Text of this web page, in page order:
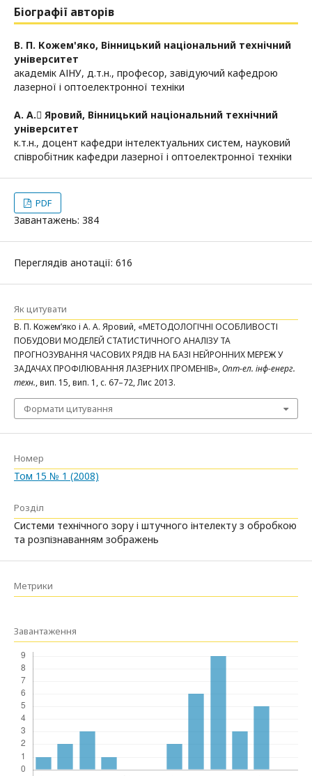
Біографії авторів
В. П. Кожем'яко, Вінницький національний технічний
університет
академік АІНУ, д.т.н., професор, завідуючий кафедрою
лазерної і оптоелектронної техніки
А. А. Яровий, Вінницький національний технічний
університет
к.т.н., доцент кафедри інтелектуальних систем, науковий
співробітник кафедри лазерної і оптоелектронної техніки
PDF
Завантажень: 384
Переглядів анотації: 616
Як цитувати
В. П. Кожем’яко і А. А. Яровий, «МЕТОДОЛОГІЧНІ ОСОБЛИВОСТІ
ПОБУДОВИ МОДЕЛЕЙ СТАТИСТИЧНОГО АНАЛІЗУ ТА
ПРОГНОЗУВАННЯ ЧАСОВИХ РЯДІВ НА БАЗІ НЕЙРОННИХ МЕРЕЖ У
ЗАДАЧАХ ПРОФІЛЮВАННЯ ЛАЗЕРНИХ ПРОМЕНІВ»,Опт-ел. інф-енерг.
техн., вип. 15, вип. 1, с. 67–72, Лис 2013.
Формати цитування
Номер
Том 15 № 1 (2008)
Розділ
Системи технічного зору і штучного інтелекту з обробкою
та розпізнаванням зображень
Метрики
Завантаження